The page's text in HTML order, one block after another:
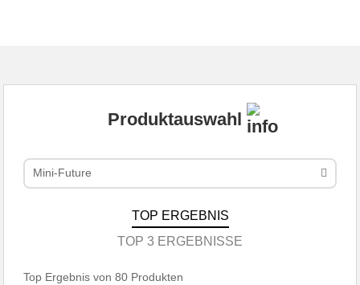
Produktauswahl
Mini-Future
TOP ERGEBNIS
TOP 3 ERGEBNISSE
Top Ergebnis von 80 Produkten